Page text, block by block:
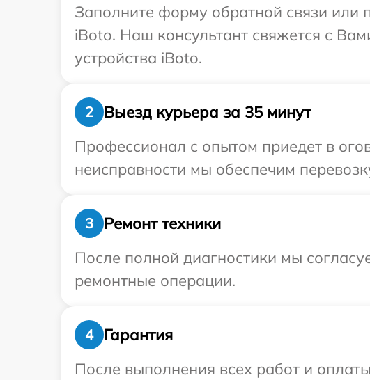
Заполните форму обратной связи или
iBoto. Наш консультант свяжется с
устройства iBoto.
2
Выезд курьера за 35 минут
Профессионал с опытом приедет в
неисправности мы обеспечим
3
Ремонт техники
После полной диагностики мы
ремонтные операции.
4
Гарантия
После выполнения всех работ и